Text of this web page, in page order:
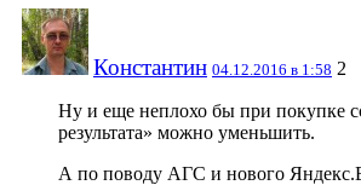
Константин 04.12.2016 в 1:58 2
Ну и еще неплохо бы при покупке
результата» можно уменьшить.
А по поводу АГС и нового